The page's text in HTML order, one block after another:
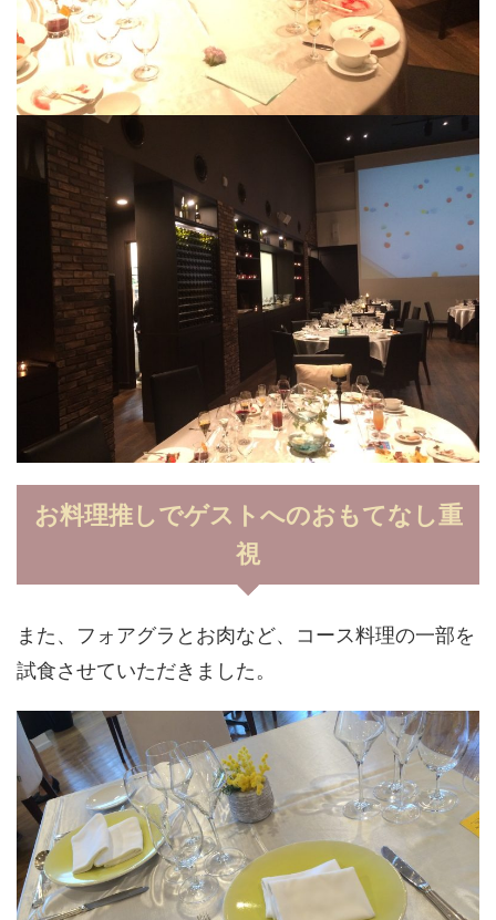
お料理推しでゲストへのおもてなし重
視
また、フォアグラとお肉など、コース料理の一部を
試食させていただきました。